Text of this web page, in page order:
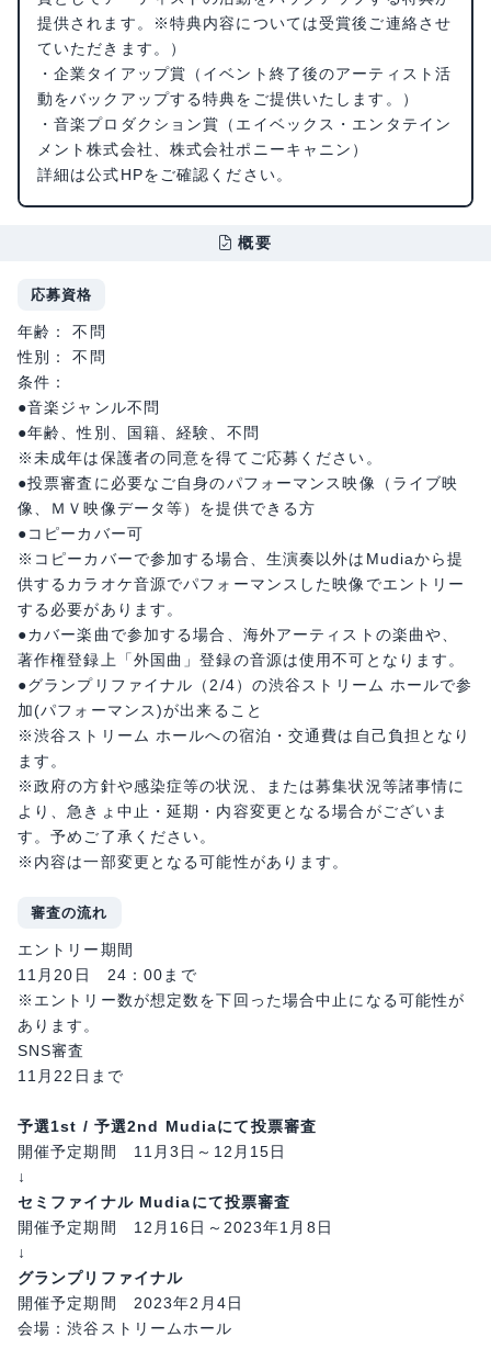
提供されます。※特典内容については受賞後ご連絡させ
ていただきます。）
・企業タイアップ賞（イベント終了後のアーティスト活
動をバックアップする特典をご提供いたします。）
・音楽プロダクション賞（エイベックス・エンタテイン
メント株式会社、株式会社ポニーキャニン）
詳細は公式HPをご確認ください。
概要
応募資格
年齢： 不問
性別： 不問
条件：
●音楽ジャンル不問
●年齢、性別、国籍、経験、不問
※未成年は保護者の同意を得てご応募ください。
●投票審査に必要なご自身のパフォーマンス映像（ライブ映
像、ＭＶ映像データ等）を提供できる方
●コピーカバー可
※コピーカバーで参加する場合、生演奏以外はMudiaから提
供するカラオケ音源でパフォーマンスした映像でエントリー
する必要があります。
●カバー楽曲で参加する場合、海外アーティストの楽曲や、
著作権登録上「外国曲」登録の音源は使用不可となります。
●グランプリファイナル（2/4）の渋谷ストリーム ホールで参
加(パフォーマンス)が出来ること
※渋谷ストリーム ホールへの宿泊・交通費は自己負担となり
ます。
※政府の方針や感染症等の状況、または募集状況等諸事情に
より、急きょ中止・延期・内容変更となる場合がございま
す。予めご了承ください。
※内容は一部変更となる可能性があります。
審査の流れ
エントリー期間
11月20日 24：00まで
※エントリー数が想定数を下回った場合中止になる可能性が
あります。
SNS審査
11月22日まで
予選1st / 予選2nd Mudiaにて投票審査
開催予定期間 11月3日～12月15日
↓
セミファイナル Mudiaにて投票審査
開催予定期間 12月16日～2023年1月8日
↓
グランプリファイナル
開催予定期間 2023年2月4日
会場：渋谷ストリームホール